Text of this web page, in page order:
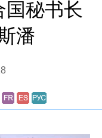
国秘书长
潘